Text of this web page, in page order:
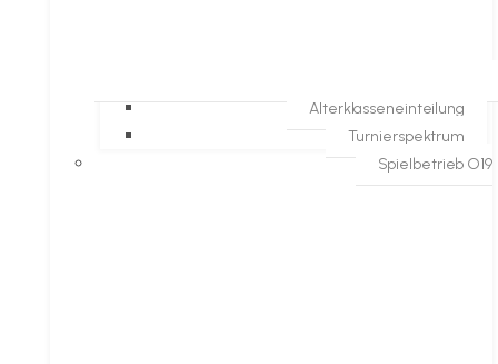
Alterklasseneinteilung
Turnierspektrum
Spielbetrieb O19